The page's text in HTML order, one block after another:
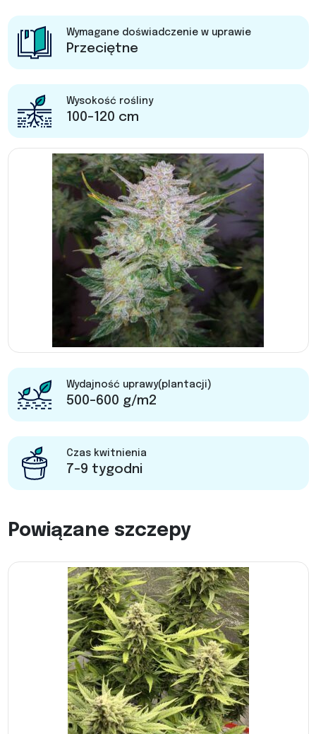
Wymagane doświadczenie w uprawie
Przeciętne
Wysokość rośliny
100-120 cm
Wydajność uprawy(plantacji)
500-600 g/m2
Czas kwitnienia
7-9 tygodni
Powiązane szczepy